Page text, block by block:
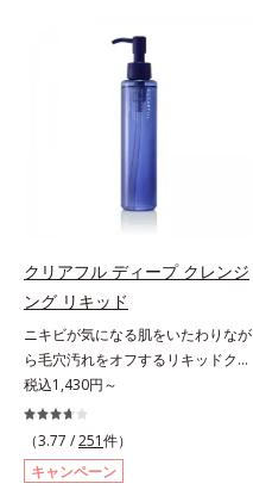
ン酸、ユズセラミド、スフィンゴ糖
脂質*2 角層内*3 うるおいによりキ
メを整えて毛穴を目立たなくする*4
洗浄による汚れの除去*5 すべての
方に皮膚刺激がおきないというわけ
ではありません※敏感肌対象パッチ
テスト済（すべての人に皮膚刺激が
おきないというわけではありませ
です。5種の和漢植物由来成分とコ
ラーゲンが肌をいたわりながらうる
おいを与え、バリア機能を維持。ニ
キビができにくい肌を目指します。
した5種の整肌成分(*1)から成る
「ナノVCショットカプセル」を配
合。カプセルが浸透してから成分を
透力(*2)と安定性を実現。毛穴の目
立ちをしっかりケア(*3)して、ゆら
ぎやすいニキビ肌を、みずみずしい
清潔な垢抜け肌(*4)へと導きます。
たっぷりの保湿成分で低刺激。敏感
(*5)。*1 テトラ2-ヘキシルデカン酸
アスコルビル、天然ビタミンE、イ
ノシット、フィチン酸、ユズセラミ
クリアフル ディープ クレンジ
ング リキッド
ニキビが気になる肌をいたわりなが
ら毛穴汚れをオフするリキッドクレ
ンジング。ニキビにお悩みの肌をい
たわりながら、メイクをしっかりオ
フするリキッドクレンジングです。
ファンデーション、ポイントメイク
などの個々の汚れに対応する洗浄成
税込1,430円～
（3.77 /251件）
キャンペーン